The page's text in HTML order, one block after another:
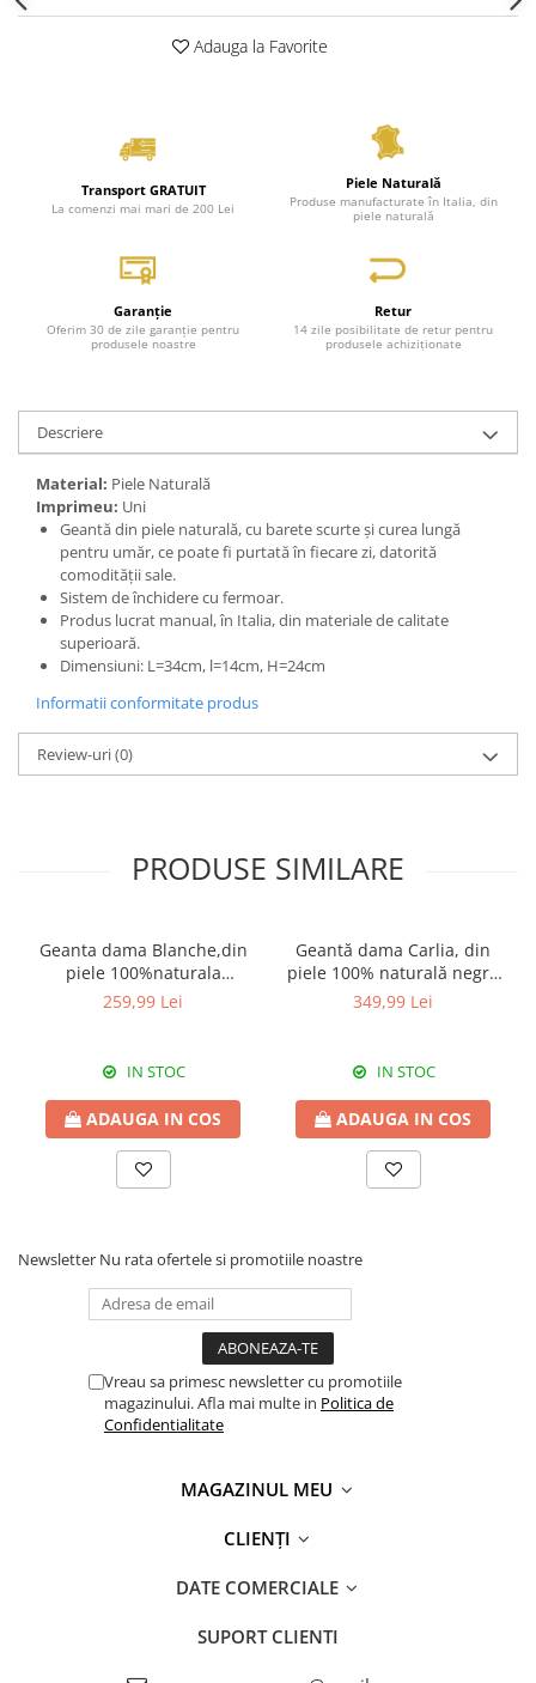
Adauga la Favorite
Transport GRATUIT
La comenzi mai mari de 200 Lei
Piele Naturală
Produse manufacturate în Italia, din
piele naturală
Garanție
Oferim 30 de zile garanție pentru
produsele noastre
Retur
14 zile posibilitate de retur pentru
produsele achiziționate
Descriere
Material: Piele Naturală
Imprimeu: Uni
Geantă din piele naturală, cu barete scurte și curea lungă
pentru umăr, ce poate fi purtată în fiecare zi, datorită
comodității sale.
Sistem de închidere cu fermoar.
Produs lucrat manual, în Italia, din materiale de calitate
superioară.
Dimensiuni: L=34cm, l=14cm, H=24cm
Informatii conformitate produs
Review-uri(0)
PRODUSE SIMILARE
Geanta dama Blanche,din
piele 100%naturala
Italia,8246,negru
259,99 Lei
IN STOC
ADAUGA IN COS
Geantă dama Carlia, din
piele 100% naturală negru
8009
349,99 Lei
IN STOC
ADAUGA IN COS
Newsletter Nu rata ofertele si promotiile noastre
Vreau sa primesc newsletter cu promotiile
magazinului. Afla mai multe in Politica de
Confidentialitate
MAGAZINUL MEU
CLIENȚI
DATE COMERCIALE
SUPORT CLIENTI